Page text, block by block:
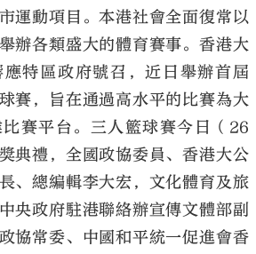
運動項目。本港社會全面復常以
辦各類盛大的體育賽事。香港大
特區政府號召，近日舉辦首屆
賽，旨在通過高水平的比賽為大
賽平台。三人籃球賽今日（26
典禮，全國政協委員、香港大公
、總編輯李大宏，文化體育及旅
央政府駐港聯絡辦宣傳文體部副
協常委、中國和平統一促進會香